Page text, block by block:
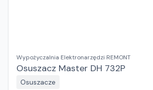
Wypożyczalnia Elektronarzędzi REMONT
Osuszacz Master DH 732P
Osuszacze